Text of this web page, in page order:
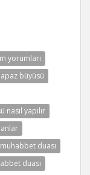
yorumları
büyüsü
nasıl yapılır
duası
duası